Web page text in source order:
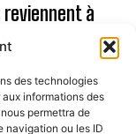
des technologies
informations des
permettra de
navigation ou les ID
à